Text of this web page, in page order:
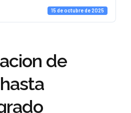
15 de octubre de 2025
de